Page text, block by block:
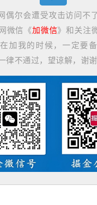
偶尔会遭受攻击访问不
微信《加微信》和关注
加我的时候，一定要
律不通过，望谅解，谢谢